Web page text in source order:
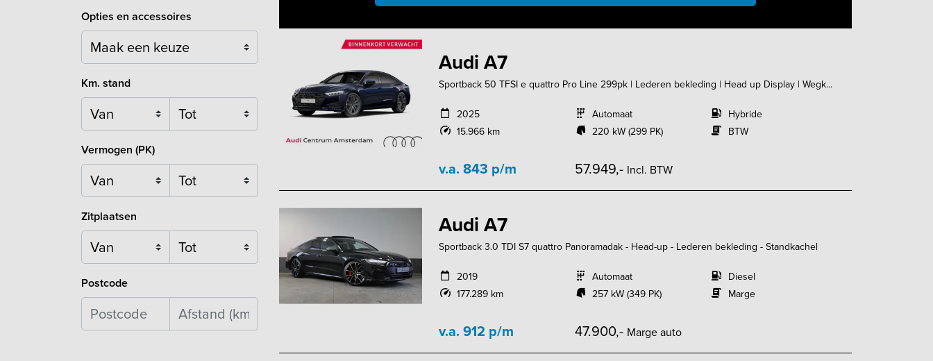
Opties en accessoires
Maak een keuze
Km. stand
Vermogen (PK)
Zitplaatsen
Postcode
Audi A7
Sportback 50 TFSI e quattro Pro Line 299pk | Lederen bekleding | Head up Display | Wegk...
2025
15.966 km
Automaat
220 kW (299 PK)
Hybride
BTW
v.a. 843 p/m 57.949,- Incl. BTW
Audi A7
Sportback 3.0 TDI S7 quattro Panoramadak - Head-up - Lederen bekleding - Standkachel
2019
177.289 km
Automaat
257 kW (349 PK)
Diesel
Marge
v.a. 912 p/m 47.900,- Marge auto